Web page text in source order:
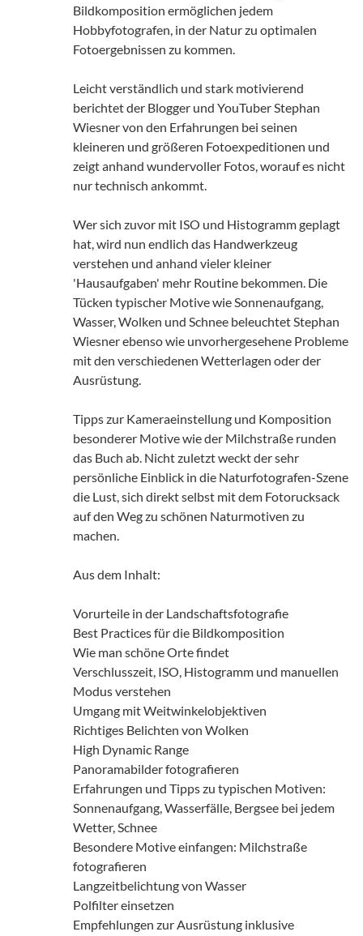
Bildkomposition ermöglichen jedem
Hobbyfotografen, in der Natur zu optimalen
Fotoergebnissen zu kommen.
Leicht verständlich und stark motivierend
berichtet der Blogger und YouTuber Stephan
Wiesner von den Erfahrungen bei seinen
kleineren und größeren Fotoexpeditionen und
zeigt anhand wundervoller Fotos, worauf es nicht
nur technisch ankommt.
Wer sich zuvor mit ISO und Histogramm geplagt
hat, wird nun endlich das Handwerkzeug
verstehen und anhand vieler kleiner
'Hausaufgaben' mehr Routine bekommen. Die
Tücken typischer Motive wie Sonnenaufgang,
Wasser, Wolken und Schnee beleuchtet Stephan
Wiesner ebenso wie unvorhergesehene Probleme
mit den verschiedenen Wetterlagen oder der
Ausrüstung.
Tipps zur Kameraeinstellung und Komposition
besonderer Motive wie der Milchstraße runden
das Buch ab. Nicht zuletzt weckt der sehr
persönliche Einblick in die Naturfotografen-Szene
die Lust, sich direkt selbst mit dem Fotorucksack
auf den Weg zu schönen Naturmotiven zu
machen.
Aus dem Inhalt:
Vorurteile in der Landschaftsfotografie
Best Practices für die Bildkomposition
Wie man schöne Orte findet
Verschlusszeit, ISO, Histogramm und manuellen
Modus verstehen
Umgang mit Weitwinkelobjektiven
Richtiges Belichten von Wolken
High Dynamic Range
Panoramabilder fotografieren
Erfahrungen und Tipps zu typischen Motiven:
Sonnenaufgang, Wasserfälle, Bergsee bei jedem
Wetter, Schnee
Besondere Motive einfangen: Milchstraße
fotografieren
Langzeitbelichtung von Wasser
Polfilter einsetzen
Empfehlungen zur Ausrüstung inklusive